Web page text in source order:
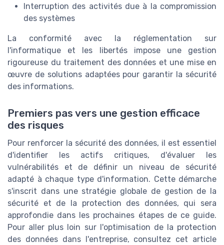
Interruption des activités due à la compromission
des systèmes
La conformité avec la réglementation sur
l'informatique et les libertés impose une gestion
rigoureuse du traitement des données et une mise en
œuvre de solutions adaptées pour garantir la sécurité
des informations.
Premiers pas vers une gestion efficace
des risques
Pour renforcer la sécurité des données, il est essentiel
d'identifier les actifs critiques, d'évaluer les
vulnérabilités et de définir un niveau de sécurité
adapté à chaque type d'information. Cette démarche
s'inscrit dans une stratégie globale de gestion de la
sécurité et de la protection des données, qui sera
approfondie dans les prochaines étapes de ce guide.
Pour aller plus loin sur l'optimisation de la protection
des données dans l'entreprise, consultez cet article